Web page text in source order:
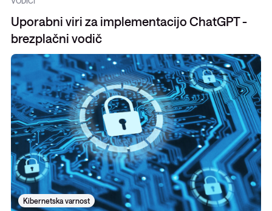
Uporabni viri za implementacijo ChatGPT -
brezplačni vodič
Kibernetska varnost